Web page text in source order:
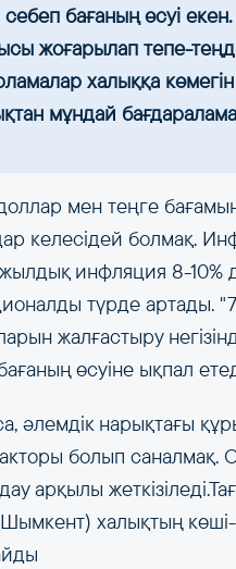
себеп бағаның өсуі
жоғарылап тепе-
халыққа көмегін
мұндай
мен теңге
келесідей болмақ.
инфляция 8-10%
түрде артады.
жалғастыру
өсуіне ықпал
әлемдік нарықтағы
болып
арқылы
халықтың